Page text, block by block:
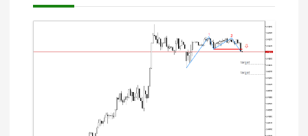
รื่